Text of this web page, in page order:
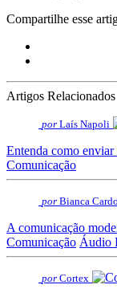
Compartilhe esse
Artigos Relacionados
por Laís Napoli
Entenda como enviar
Comunicação
por Bianca
A comunicação
Comunicação Áudio
por Cortex